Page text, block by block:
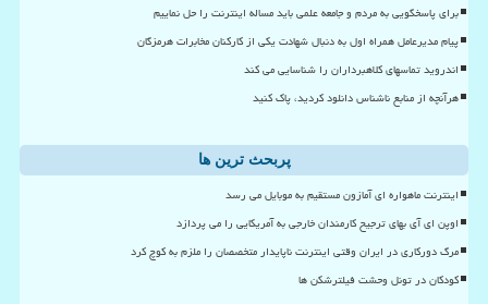
برای پاسخگویی به مردم و جامعه علمی باید مساله اینترنت را حل نماییم
پیام مدیرعامل همراه اول به دنبال شهادت یکی از کارکنان مخابرات هرمزگان
اندروید تماسهای کلاهبرداران را شناسایی می کند
هرآنچه از منابع ناشناس دانلود کردید، پاک کنید
پربحث ترین ها
اینترنت ماهواره ای آمازون مستقیم به موبایل می رسد
اوپن ای آی بهای ترجیح کارمندان خارجی به آمریکایی را می پردازد
مرگ دورکاری در ایران وقتی اینترنت ناپایدار متخصصان را ملزم به کوچ کرد
کودکان در تونل وحشت فیلترشکن ها